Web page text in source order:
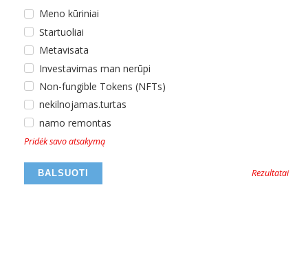
Meno kūriniai
Startuoliai
Metavisata
Investavimas man nerūpi
Non-fungible Tokens (NFTs)
nekilnojamas.turtas
namo remontas
Pridėk savo atsakymą
Rezultatai